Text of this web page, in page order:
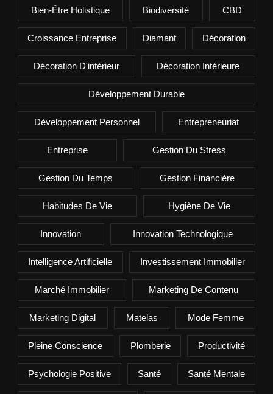
Bien-Être Holistique Biodiversité CBD
Croissance Entreprise Diamant Décoration
Décoration D'intérieur Décoration Intérieure
Développement Durable
Développement Personnel Entrepreneuriat
Entreprise Gestion Du Stress
Gestion Du Temps Gestion Financière
Habitudes De Vie Hygiène De Vie
Innovation Innovation Technologique
Intelligence Artificielle Investissement Immobilier
Marché Immobilier Marketing De Contenu
Marketing Digital Matelas Mode Femme
Pleine Conscience Plomberie Productivité
Psychologie Positive Santé Santé Mentale